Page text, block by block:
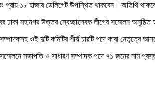
প্রায় ১৮ হাজার ডেলিগেট উপস্থিত থাকবেন। অতিথি
মহানগর উত্তর স্বেচ্ছাসেবক লীগের সম্মেলন
ওই দুটি কমিটির শীর্ষ চারটি পদে কারা নেতৃত্বে
সভাপতি ও সাধারণ সম্পাদক পদে ৭১ জনের নাম